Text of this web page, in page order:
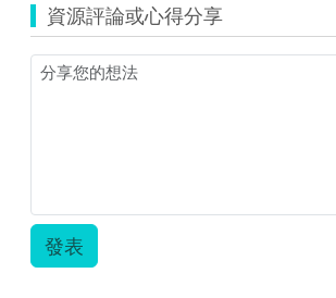
單
元
圓
面
教
案.zip
資源評論或心得分享
發表